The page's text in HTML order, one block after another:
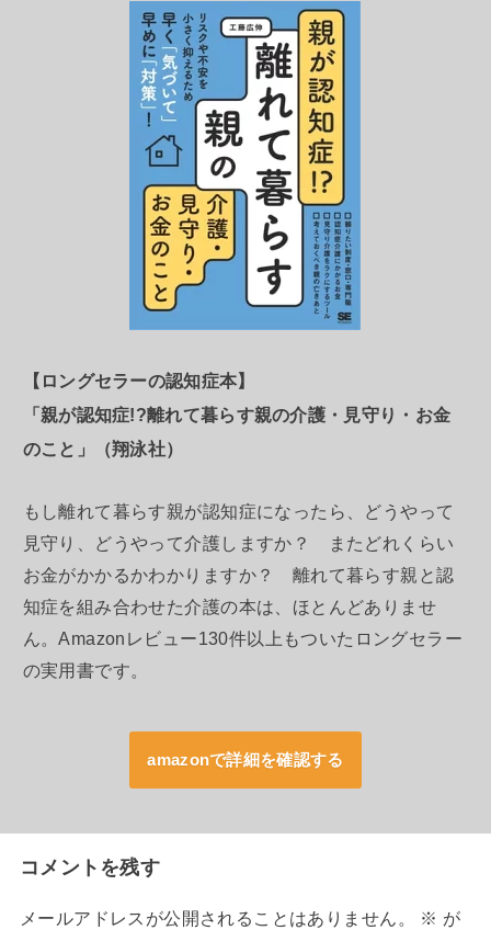
【ロングセラーの認知症本】
「親が認知症!?離れて暮らす親の介護・見守り・お金
のこと」（翔泳社）
もし離れて暮らす親が認知症になったら、どうやって
見守り、どうやって介護しますか？ またどれくらい
お金がかかるかわかりますか？ 離れて暮らす親と認
知症を組み合わせた介護の本は、ほとんどありませ
ん。Amazonレビュー130件以上もついたロングセラー
の実用書です。
amazonで詳細を確認する
コメントを残す
メールアドレスが公開されることはありません。 ※ が